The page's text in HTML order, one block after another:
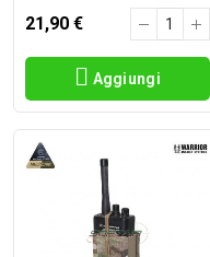
21,90 €
Aggiungi